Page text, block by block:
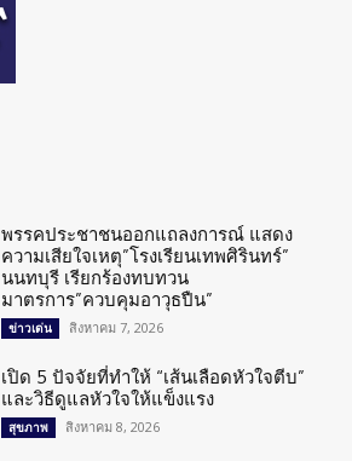
พรรคประชาชนออกแถลงการณ์ แสดง
ความเสียใจเหตุ”โรงเรียนเทพศิรินทร์”
นนทบุรี เรียกร้องทบทวน
มาตรการ”ควบคุมอาวุธปืน”
ข่าวเด่น สิงหาคม 7, 2026
เปิด 5 ปัจจัยที่ทำให้ “เส้นเลือดหัวใจตีบ”
และวิธีดูแลหัวใจให้แข็งแรง
สุขภาพ สิงหาคม 8, 2026